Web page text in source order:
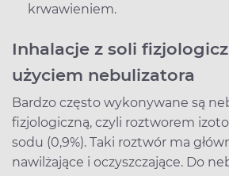
krwawieniem.
Inhalacje z soli
użyciem nebulizatora
Bardzo często wykonywane są
fizjologiczną, czyli roztworem
sodu (0,9%). Taki roztwór ma
nawilżające i oczyszczające. Do